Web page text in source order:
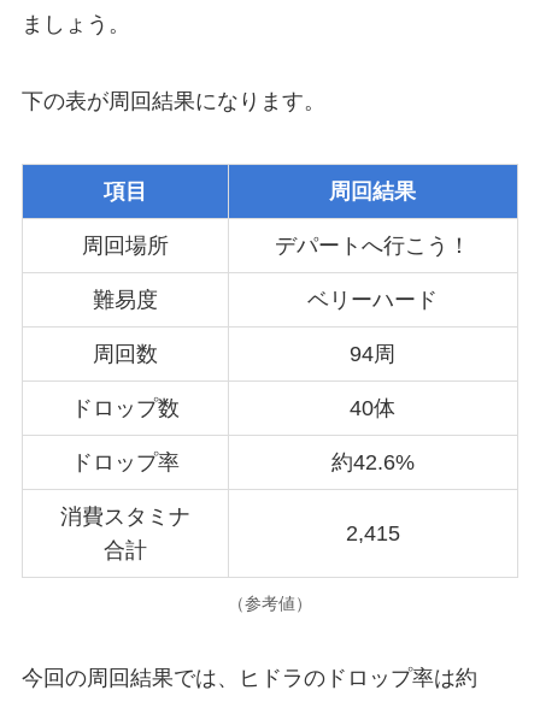
ましょう。
下の表が周回結果になります。
項目 周回結果
周回場所 デパートへ行こう！
難易度 ベリーハード
周回数 94周
ドロップ数 40体
ドロップ率 約42.6%
消費スタミナ
合計
2,415
（参考値）
今回の周回結果では、ヒドラのドロップ率は約